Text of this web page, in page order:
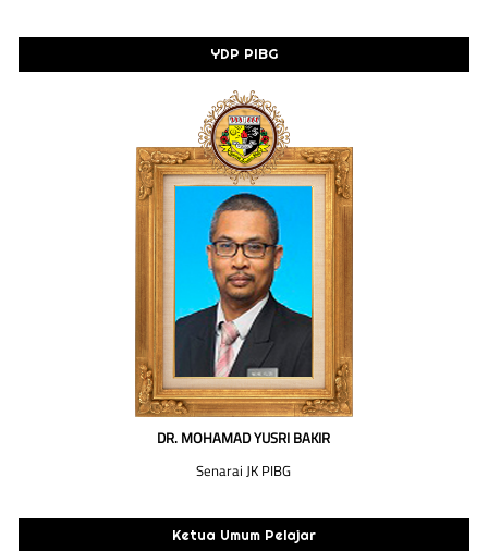
YDP PIBG
DR. MOHAMAD YUSRI BAKIR
Senarai JK PIBG
Ketua Umum Pelajar